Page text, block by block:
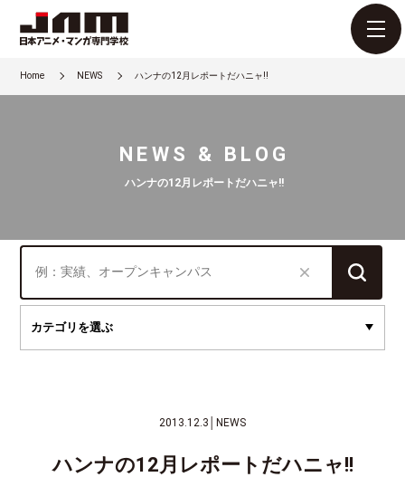
Home NEWS ハンナの12月レポートだハニャ!!
NEWS & BLOG
ハンナの12月レポートだハニャ!!
2013.12.3 NEWS
ハンナの12月レポートだハニャ!!